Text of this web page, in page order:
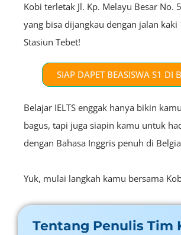
Kobi terletak Jl. Kp. Melayu Besar No.
yang bisa dijangkau dengan jalan
Stasiun Tebet!
SIAP DAPET BEASISWA S1 DI
Belajar IELTS enggak hanya bikin
bagus, tapi juga siapin kamu untuk
dengan Bahasa Inggris penuh di
Yuk, mulai langkah kamu bersama
Tentang Penulis Tim